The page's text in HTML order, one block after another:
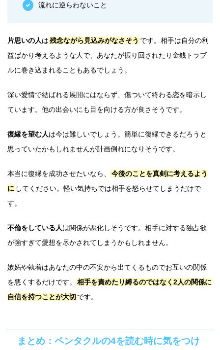
流れに逆らわないこと
片思いの人は残念ながら見込みがなさそう です。相手は自分の利
益ばかり考えるような人で、あなたが振り回されたり金銭トラブ
ルに巻き込まれることもあるでしょう。
深い愛情で結ばれる展開にはならず、傷ついて終わる恋を暗示し
ています。他の出会いにも目を向ける方が良さそうです。
復縁を望む人は今は難しいでしょう。簡単に復縁できるだろうと
思っていたかもしれませんが計画倒れになりそうです。
本当に復縁を成功させたいなら、
今後のことを真剣に考えるよう
に してください。軽い気持ちでは相手を怒らせてしまうだけで
す。
不倫をしている人は関係が悪化しそうです。相手に対する独占欲
が強すぎて愛想を尽かされてしまうかもしれません。
嫉妬や執着はあなたの中の不安から出てくるものでお互いの関係
を悪くするだけです。
相手を責めたり縛るのではなく2人の関係に
自信を持つことが大切 です。
まとめ：ペンタクルの4を読む時に気をつけ